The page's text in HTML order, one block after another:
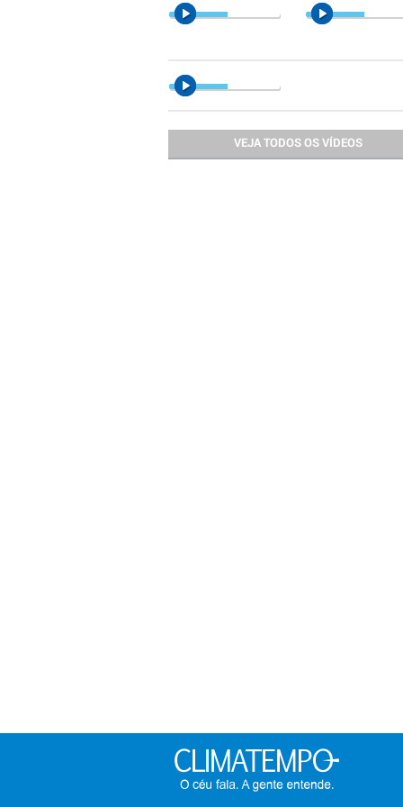
VEJA TODOS OS VÍDEOS